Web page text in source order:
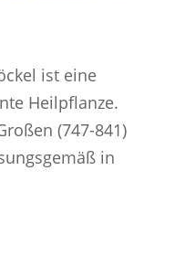
ist eine
Heilpflanze.
(747-841)
in